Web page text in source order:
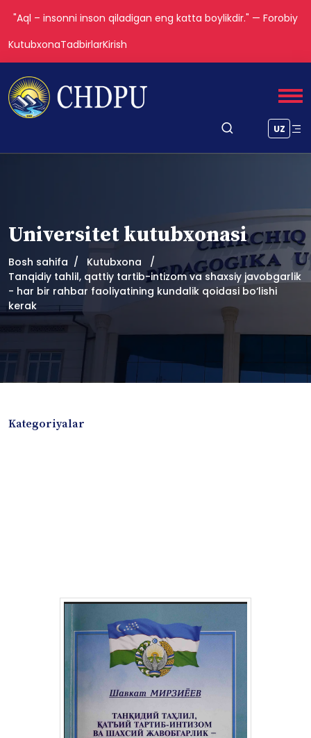
"Aql – insonni inson qiladigan eng katta boylikdir." — Forobiy
KutubxonaTadbirlarKirish
UZ
Universitet kutubxonasi
Bosh sahifa
Kutubxona
Tanqidiy tahlil, qattiy tartib-intizom va shaxsiy javobgarlik
- har bir rahbar faoliyatining kundalik qoidasi bo‘lishi
kerak
Kategoriyalar